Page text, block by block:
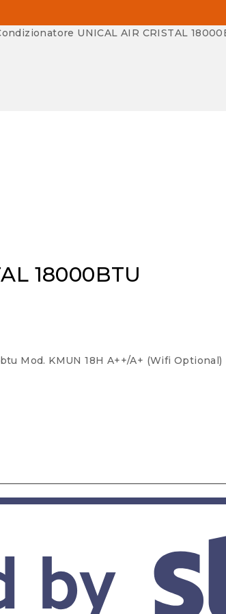
UNICAL AIR CRISTAL
18000BTU
Mod. KMUN 18H A++/A+ (Wifi Optional)